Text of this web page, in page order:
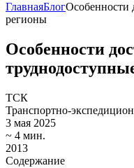
ГлавнаяБлогОсобенности
регионы
Особенности
ТСК
Транспортно-
3 мая 2025
~ 4 мин.
2013
Содержание